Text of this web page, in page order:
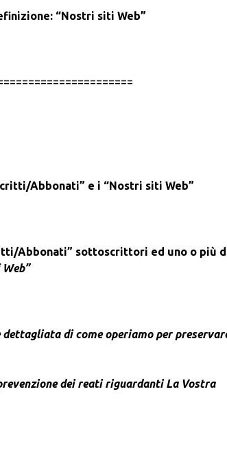
“Nostri siti Web”
Abbonati” e i “Nostri siti Web”
Abbonati” sottoscrittori ed uno o più
di come operiamo per
dei reati riguardanti La Vostra